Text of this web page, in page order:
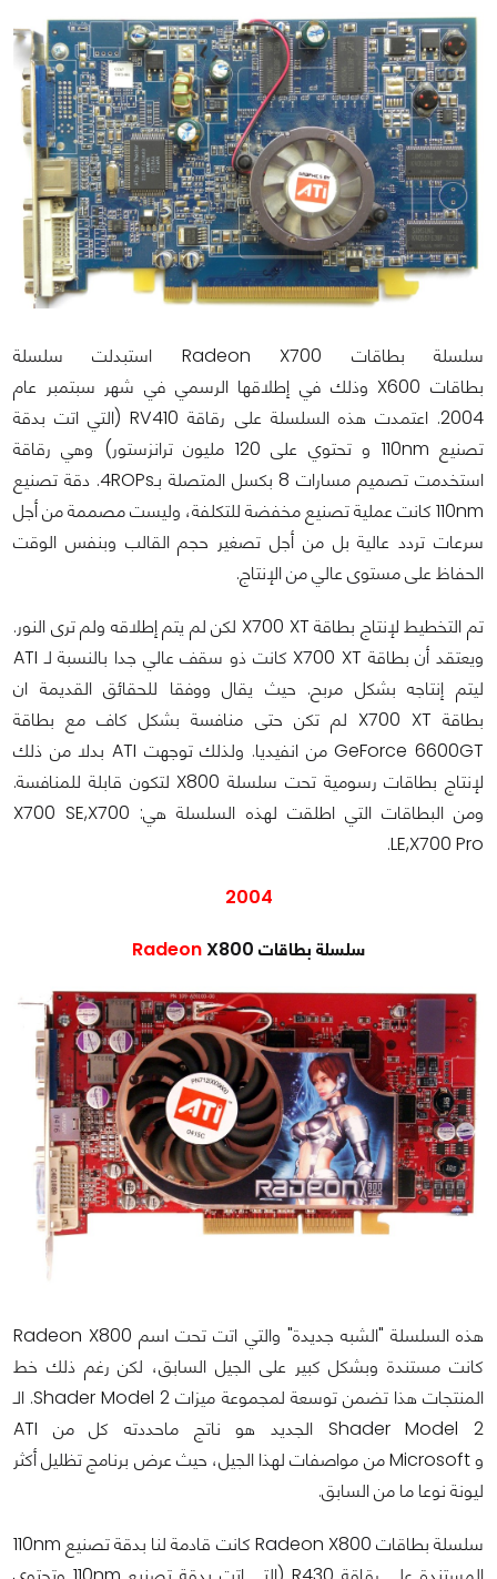
سلسلة بطاقات Radeon X700 استبدلت سلسلة
بطاقات X600 وذلك في إطلاقها الرسمي في شهر سبتمبر عام
2004. اعتمدت هذه السلسلة على رقاقة RV410 (التي اتت بدقة
تصنيع 110nm و تحتوي على 120 مليون ترانزستور) وهي رقاقة
استخدمت تصميم مسارات 8 بكسل المتصلة بـ4ROPs. دقة تصنيع
110nm كانت عملية تصنيع مخفضة للتكلفة، وليست مصممة من أجل
سرعات تردد عالية بل من أجل تصغير حجم القالب وبنفس الوقت
الحفاظ على مستوى عالي من الإنتاج.
تم التخطيط لإنتاج بطاقة X700 XT لكن لم يتم إطلاقه ولم ترى النور.
ويعتقد أن بطاقة X700 XT كانت ذو سقف عالي جدا بالنسبة لـ ATI
ليتم إنتاجه بشكل مربح. حيث يقال ووفقا للحقائق القديمة ان
بطاقة X700 XT لم تكن حتى منافسة بشكل كاف مع بطاقة
GeForce 6600GT من انفيديا. ولذلك توجهت ATI بدلا من ذلك
لإنتاج بطاقات رسومية تحت سلسلة X800 لتكون قابلة للمنافسة.
ومن البطاقات التي اطلقت لهذه السلسلة هي: X700 SE,X700
LE,X700 Pro.
2004
سلسلة بطاقات RadeonX800
هذه السلسلة "الشبه جديدة" والتي اتت تحت اسم Radeon X800
كانت مستندة وبشكل كبير على الجيل السابق، لكن رغم ذلك خط
المنتجات هذا تضمن توسعة لمجموعة ميزات Shader Model 2. الـ
Shader Model 2 الجديد هو ناتج ماحددته كل من ATI
و Microsoft من مواصفات لهذا الجيل، حيث عرض برنامج تظليل أكثر
ليونة نوعا ما من السابق.
سلسلة بطاقات Radeon X800 كانت قادمة لنا بدقة تصنيع 110nm